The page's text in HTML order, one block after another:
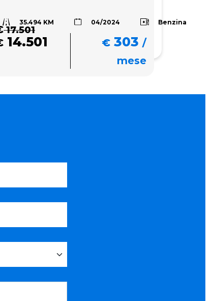
35.494 KM 04/2024 Benzina
17.501
14.501 € 303 /
mese